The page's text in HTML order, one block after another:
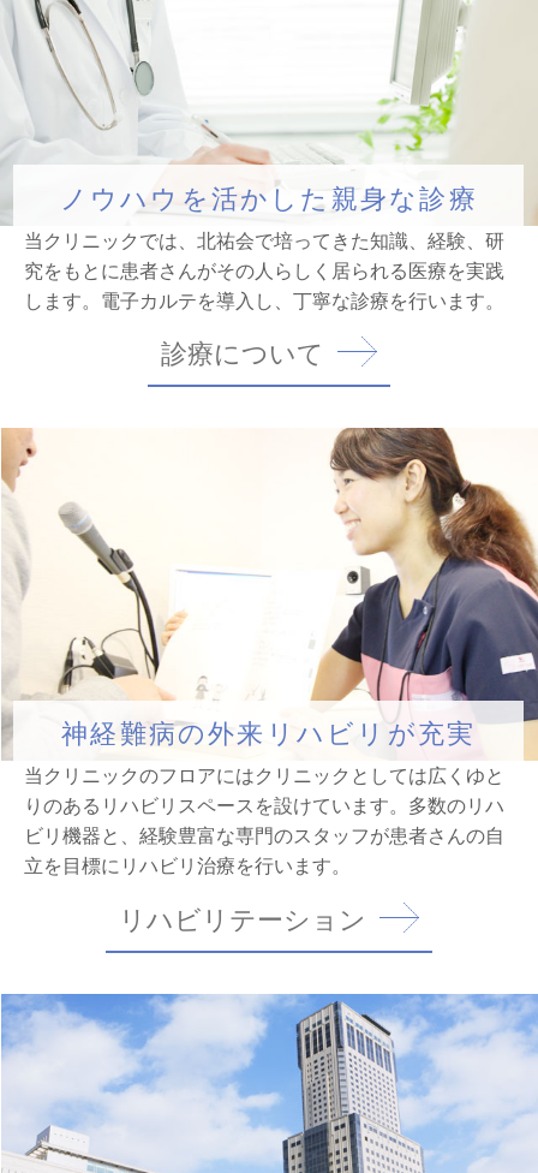
ノウハウを活かした 親身な診療
当クリニックでは、北祐会で培ってきた知識、経験、研
究をもとに患者さんがその人らしく居られる医療を実践
します。 電子カルテを導入し、丁寧な診療を行います。
診療について
神経難病の外来リハビリが充実
当クリニックのフロアにはクリニックとしては広くゆと
りのある リハビリスペースを設けています。多数のリハ
ビリ機器と、 経験豊富な専門のスタッフが患者さんの自
立を目標にリハビリ治療を行います。
リハビリテーション